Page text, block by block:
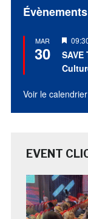
MAR
30
Mis
en
avant
Voir le calendrier
EVENT